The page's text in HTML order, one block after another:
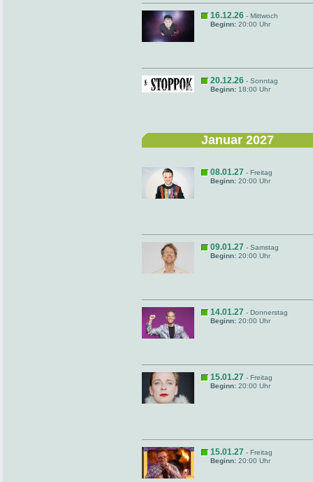
16.12.26 - Mittwoch
Beginn: 20:00 Uhr
20.12.26 - Sonntag
Beginn: 18:00 Uhr
Januar 2027
08.01.27 - Freitag
Beginn: 20:00 Uhr
09.01.27 - Samstag
Beginn: 20:00 Uhr
14.01.27 - Donnerstag
Beginn: 20:00 Uhr
15.01.27 - Freitag
Beginn: 20:00 Uhr
15.01.27 - Freitag
Beginn: 20:00 Uhr